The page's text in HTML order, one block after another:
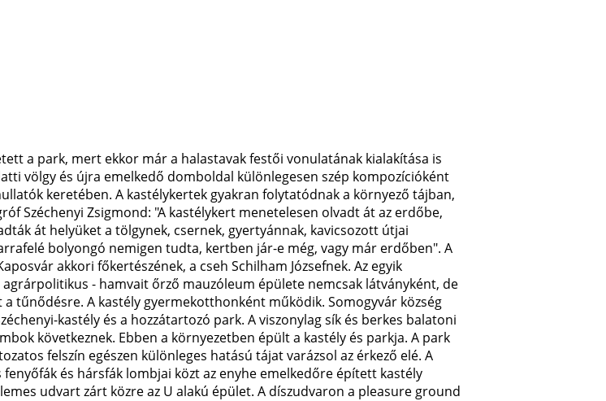
a park, mert ekkor már a halastavak festői vonulatának kialakítása is
völgy és újra emelkedő domboldal különlegesen szép kompozícióként
keretében. A kastélykertek gyakran folytatódnak a környező tájban,
Széchenyi Zsigmond: "A kastélykert menetelesen olvadt át az erdőbe,
át helyüket a tölgynek, csernek, gyertyánnak, kavicsozott útjai
bolyongó nemigen tudta, kertben jár-e még, vagy már erdőben". A
akkori főkertészének, a cseh Schilham Józsefnek. Az egyik
- hamvait őrző mauzóleum épülete nemcsak látványként, de
tűnődésre. A kastély gyermekotthonként működik. Somogyvár község
kastély és a hozzátartozó park. A viszonylag sík és berkes balatoni
következnek. Ebben a környezetben épült a kastély és parkja. A park
felszín egészen különleges hatású tájat varázsol az érkező elé. A
és hársfák lombjai közt az enyhe emelkedőre épített kastély
udvart zárt közre az U alakú épület. A díszudvaron a pleasure ground